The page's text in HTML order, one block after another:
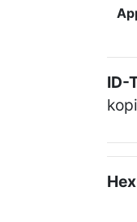
ID-